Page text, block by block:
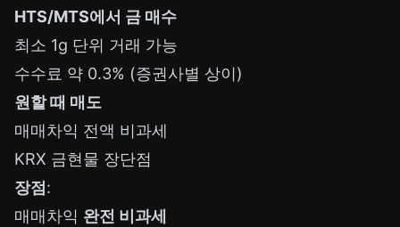
HTS/MTS에서 금 매수
최소 1g 단위 거래 가능
수수료 약 0.3% (증권사별 상이)
원할 때 매도
매매차익 전액 비과세
KRX 금현물 장단점
장점 :
매매차익 완전 비과세